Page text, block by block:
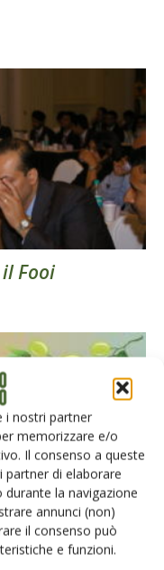
i nostri partner
memorizzare e/o
Il consenso a queste
di elaborare
la navigazione
annunci (non)
il consenso può
e funzioni.
Fooi
e delle